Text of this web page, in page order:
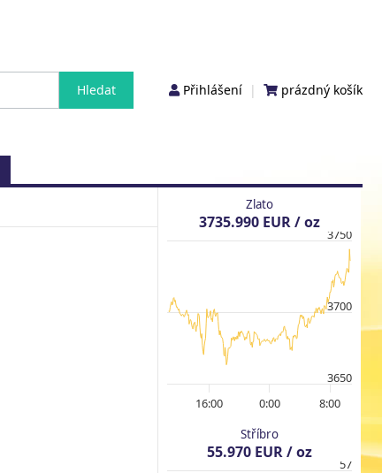
Přihlášení | prázdný košík
Zlato
3735.990 EUR / oz
16:00 0:00 8:00
3650
3700
3750
Stříbro
55.970 EUR / oz
57